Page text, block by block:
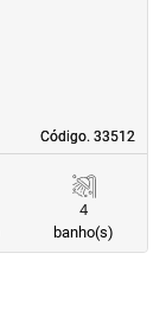
Código. 33512
Código. 33512
4
banho(s)